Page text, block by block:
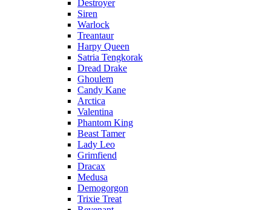
Destroyer
Siren
Warlock
Treantaur
Harpy Queen
Satria Tengkorak
Dread Drake
Ghoulem
Candy Kane
Arctica
Valentina
Phantom King
Beast Tamer
Lady Leo
Grimfiend
Dracax
Medusa
Demogorgon
Trixie Treat